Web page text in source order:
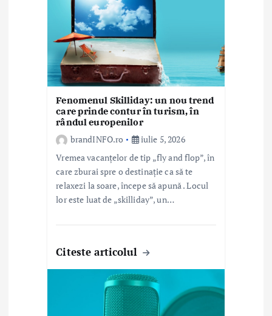
Fenomenul Skilliday: un nou trend
care prinde contur în turism, în
rândul europenilor
brandINFO.ro
iulie 5, 2026
Vremea vacanțelor de tip „fly and flop”, în
care zburai spre o destinație ca să te
relaxezi la soare, începe să apună . Locul
lor este luat de „skilliday”, un…
Citeste articolul